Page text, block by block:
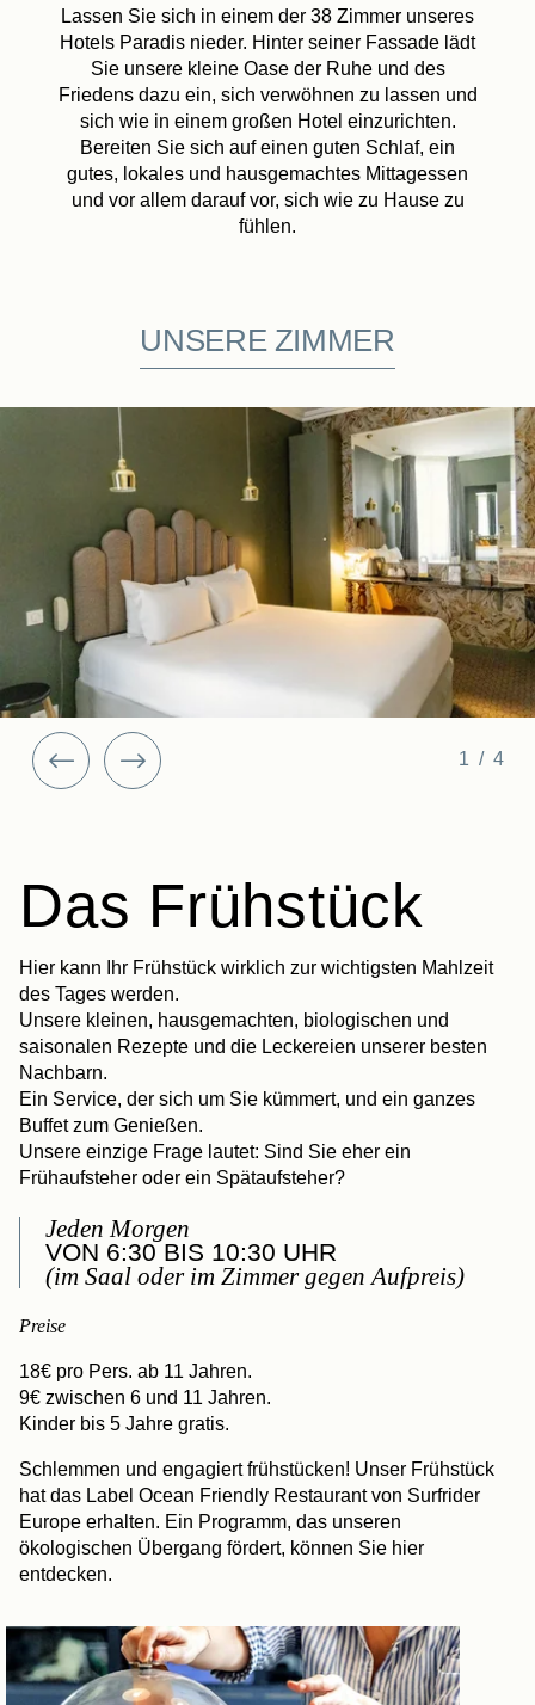
Lassen Sie sich in einem der 38 Zimmer unseres
Hotels Paradis nieder. Hinter seiner Fassade lädt
Sie unsere kleine Oase der Ruhe und des
Friedens dazu ein, sich verwöhnen zu lassen und
sich wie in einem großen Hotel einzurichten.
Bereiten Sie sich auf einen guten Schlaf, ein
gutes, lokales und hausgemachtes Mittagessen
und vor allem darauf vor, sich wie zu Hause zu
fühlen.
UNSERE ZIMMER
1/4
Das Frühstück
Hier kann Ihr Frühstück wirklich zur wichtigsten Mahlzeit
des Tages werden.
Unsere kleinen, hausgemachten, biologischen und
saisonalen Rezepte und die Leckereien unserer besten
Nachbarn.
Ein Service, der sich um Sie kümmert, und ein ganzes
Buffet zum Genießen.
Unsere einzige Frage lautet: Sind Sie eher ein
Frühaufsteher oder ein Spätaufsteher?
Jeden Morgen
VON 6:30 BIS 10:30 UHR
(im Saal oder im Zimmer gegen Aufpreis)
Preise
18€ pro Pers. ab 11 Jahren.
9€ zwischen 6 und 11 Jahren.
Kinder bis 5 Jahre gratis.
Schlemmen und engagiert frühstücken! Unser Frühstück
hat das Label Ocean Friendly Restaurant von Surfrider
Europe erhalten. Ein Programm, das unseren
ökologischen Übergang fördert, können Sie hier
entdecken.